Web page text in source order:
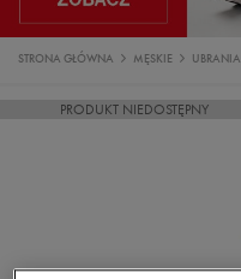
STRONA GŁÓWNA MĘSKIE UBRANIA
PRODUKT NIEDOSTĘPNY